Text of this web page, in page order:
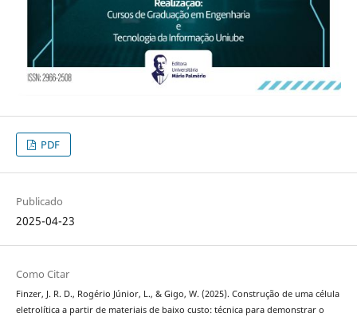
PDF
Publicado
2025-04-23
Como Citar
Finzer, J. R. D., Rogério Júnior, L., & Gigo, W. (2025). Construção de uma célula
eletrolítica a partir de materiais de baixo custo: técnica para demonstrar o